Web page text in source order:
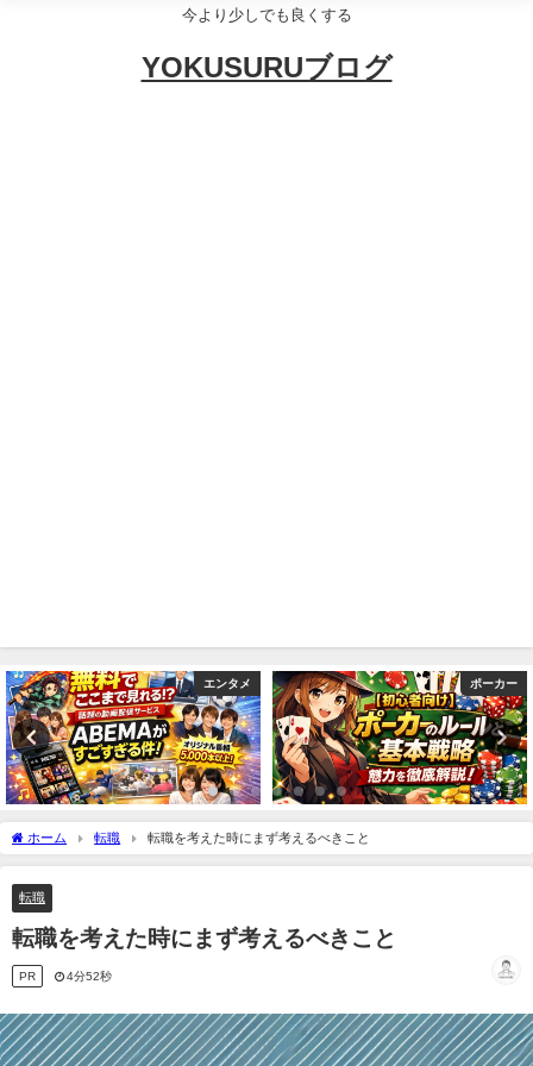
今より少しでも良くする
YOKUSURUブログ
エンタメ ポーカー
ホーム 転職 転職を考えた時にまず考えるべきこと
転職
転職を考えた時にまず考えるべきこと
PR 4分52秒